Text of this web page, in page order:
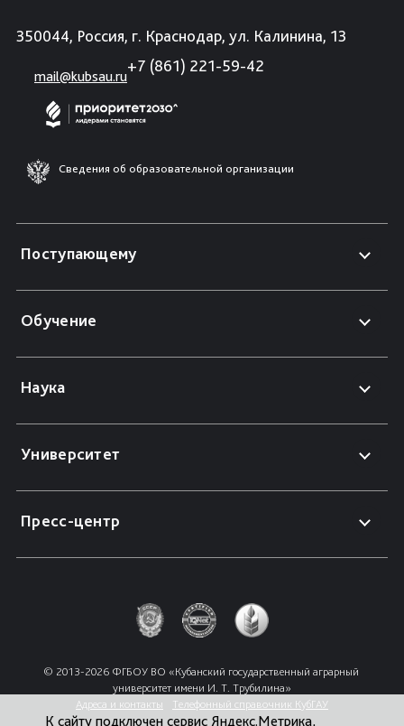
350044, Россия, г. Краснодар, ул. Калинина, 13
mail@kubsau.ru
+7 (861) 221-59-42
Сведения об образовательной организации
Поступающему
Обучение
Наука
Университет
Пресс-центр
© 2013-2026 ФГБОУ ВО «Кубанский государственный аграрный
университет имени И. Т. Трубилина»
Адреса и контакты
Телефонный справочник КубГАУ
К сайту подключен сервис Яндекс.Метрика,